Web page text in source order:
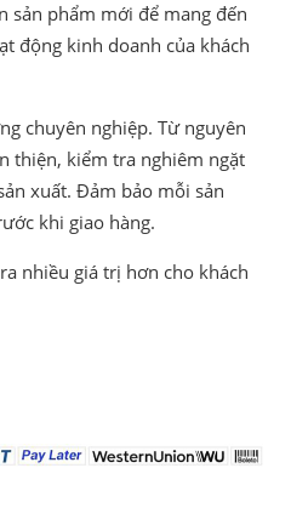
sản phẩm mới để mang đến
động kinh doanh của khách
chuyên nghiệp. Từ nguyên
thiện, kiểm tra nghiêm ngặt
xuất. Đảm bảo mỗi sản
khi giao hàng.
nhiều giá trị hơn cho khách